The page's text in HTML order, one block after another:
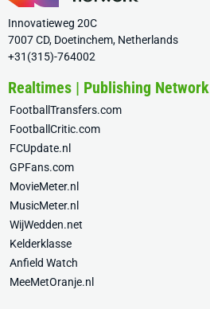
Innovatieweg 20C
7007 CD, Doetinchem, Netherlands
+31(315)-764002
Realtimes | Publishing Network
FootballTransfers.com
FootballCritic.com
FCUpdate.nl
GPFans.com
MovieMeter.nl
MusicMeter.nl
WijWedden.net
Kelderklasse
Anfield Watch
MeeMetOranje.nl